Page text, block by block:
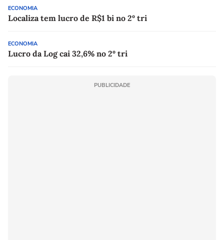
ECONOMIA
Localiza tem lucro de R$1 bi no 2º tri
ECONOMIA
Lucro da Log cai 32,6% no 2º tri
PUBLICIDADE